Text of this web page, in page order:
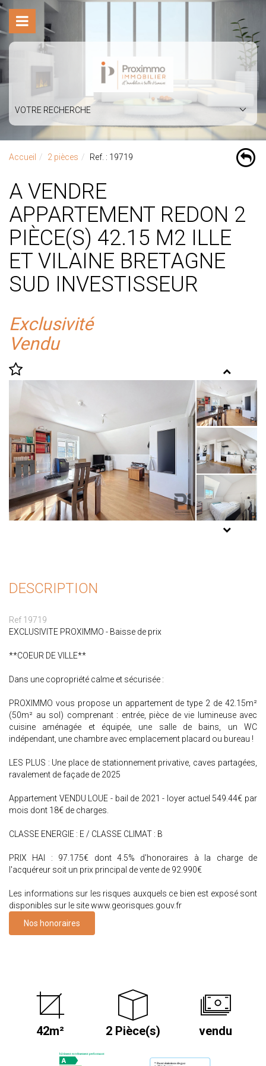
VOTRE RECHERCHE
Accueil 2 pièces Ref. : 19719
A VENDRE
APPARTEMENT REDON 2
PIÈCE(S) 42.15 M2 ILLE
ET VILAINE BRETAGNE
SUD INVESTISSEUR
Exclusivité
Vendu
DESCRIPTION
Ref 19719
EXCLUSIVITE PROXIMMO - Baisse de prix
**COEUR DE VILLE**
Dans une copropriété calme et sécurisée :
PROXIMMO vous propose un appartement de type 2 de 42.15m²
(50m² au sol) comprenant : entrée, pièce de vie lumineuse avec
cuisine aménagée et équipée, une salle de bains, un WC
indépendant, une chambre avec emplacement placard ou bureau !
LES PLUS : Une place de stationnement privative, caves partagées,
ravalement de façade de 2025
Appartement VENDU LOUE - bail de 2021 - loyer actuel 549.44€ par
mois dont 18€ de charges.
CLASSE ENERGIE : E / CLASSE CLIMAT : B
PRIX HAI : 97.175€ dont 4.5% d'honoraires à la charge de
l'acquéreur soit un prix principal de vente de 92.990€
Les informations sur les risques auxquels ce bien est exposé sont
disponibles sur le site www.georisques.gouv.fr
Nos honoraires
42m² 2 Pièce(s) vendu